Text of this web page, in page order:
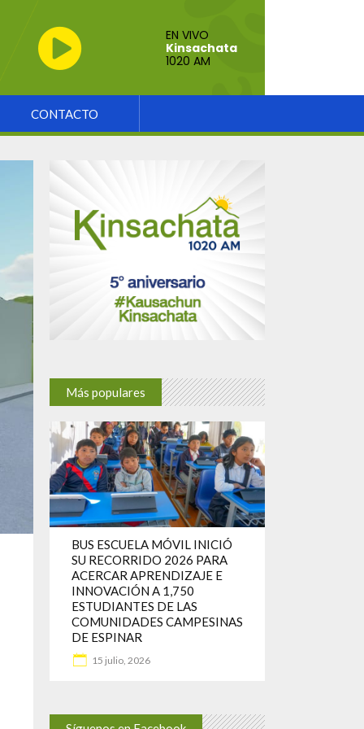
EN VIVO
Kinsachata
1020 AM
CONTACTO
Más populares
BUS ESCUELA MÓVIL INICIÓ
SU RECORRIDO 2026 PARA
ACERCAR APRENDIZAJE E
INNOVACIÓN A 1,750
ESTUDIANTES DE LAS
COMUNIDADES CAMPESINAS
DE ESPINAR
15 julio, 2026